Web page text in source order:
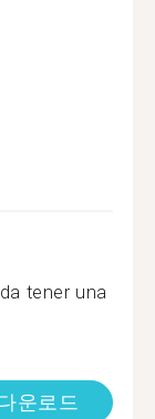
tener una
운로드